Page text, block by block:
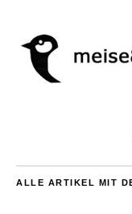
ALLE ARTIKEL MIT